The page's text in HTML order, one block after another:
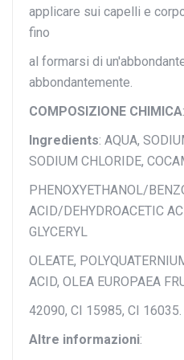
applicare sui capelli e
fino
al formarsi di
abbondantemente.
COMPOSIZIONE CHIMICA:
Ingredients: AQUA,
SODIUM CHLORIDE,
PHENOXYETHANOL/
ACID/DEHYDROACETIC
GLYCERYL
OLEATE,
ACID, OLEA EUROPAEA
42090, CI 15985, CI 16035.
Altre informazioni: